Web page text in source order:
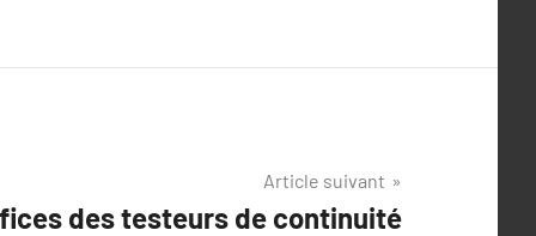
Article suivant
des testeurs de continuité